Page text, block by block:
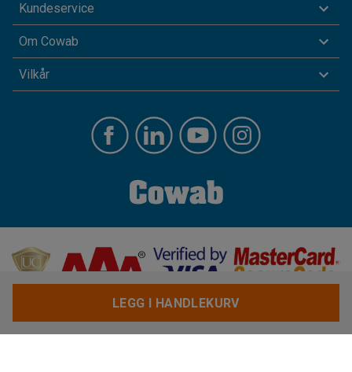
Kundeservice
Om Cowab
Vilkår
LEGG I HANDLEKURV